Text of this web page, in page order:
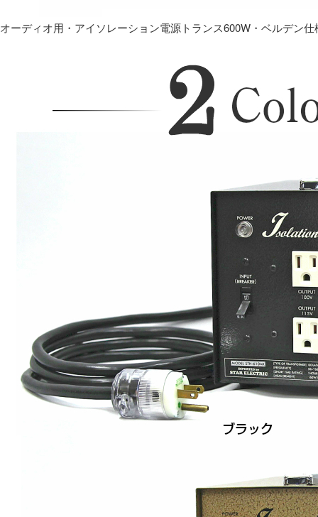
オーディオ用・アイソレーション電源トランス600W・ベルデン仕